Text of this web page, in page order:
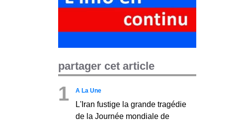
partager cet article
1 A La Une
L'Iran fustige la grande tragédie
de la Journée mondiale de